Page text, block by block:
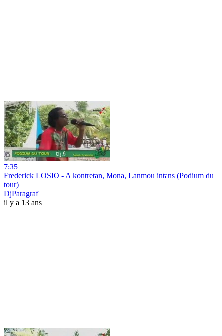
7:35
Frederick LOSIO - A kontretan, Mona, Lanmou intans (Podium du
tour)
DjParagraf
il y a 13 ans